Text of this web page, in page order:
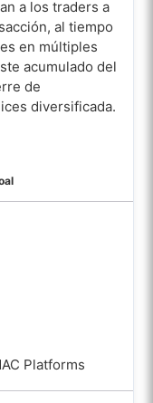
a los traders a
al tiempo
en múltiples
acumulado del
de
diversificada.
Platforms